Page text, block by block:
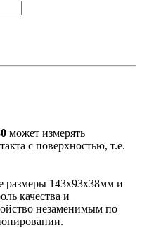
может измерять
с поверхностью, т.е.
размеры 143x93x38мм и
качества и
незаменимым по